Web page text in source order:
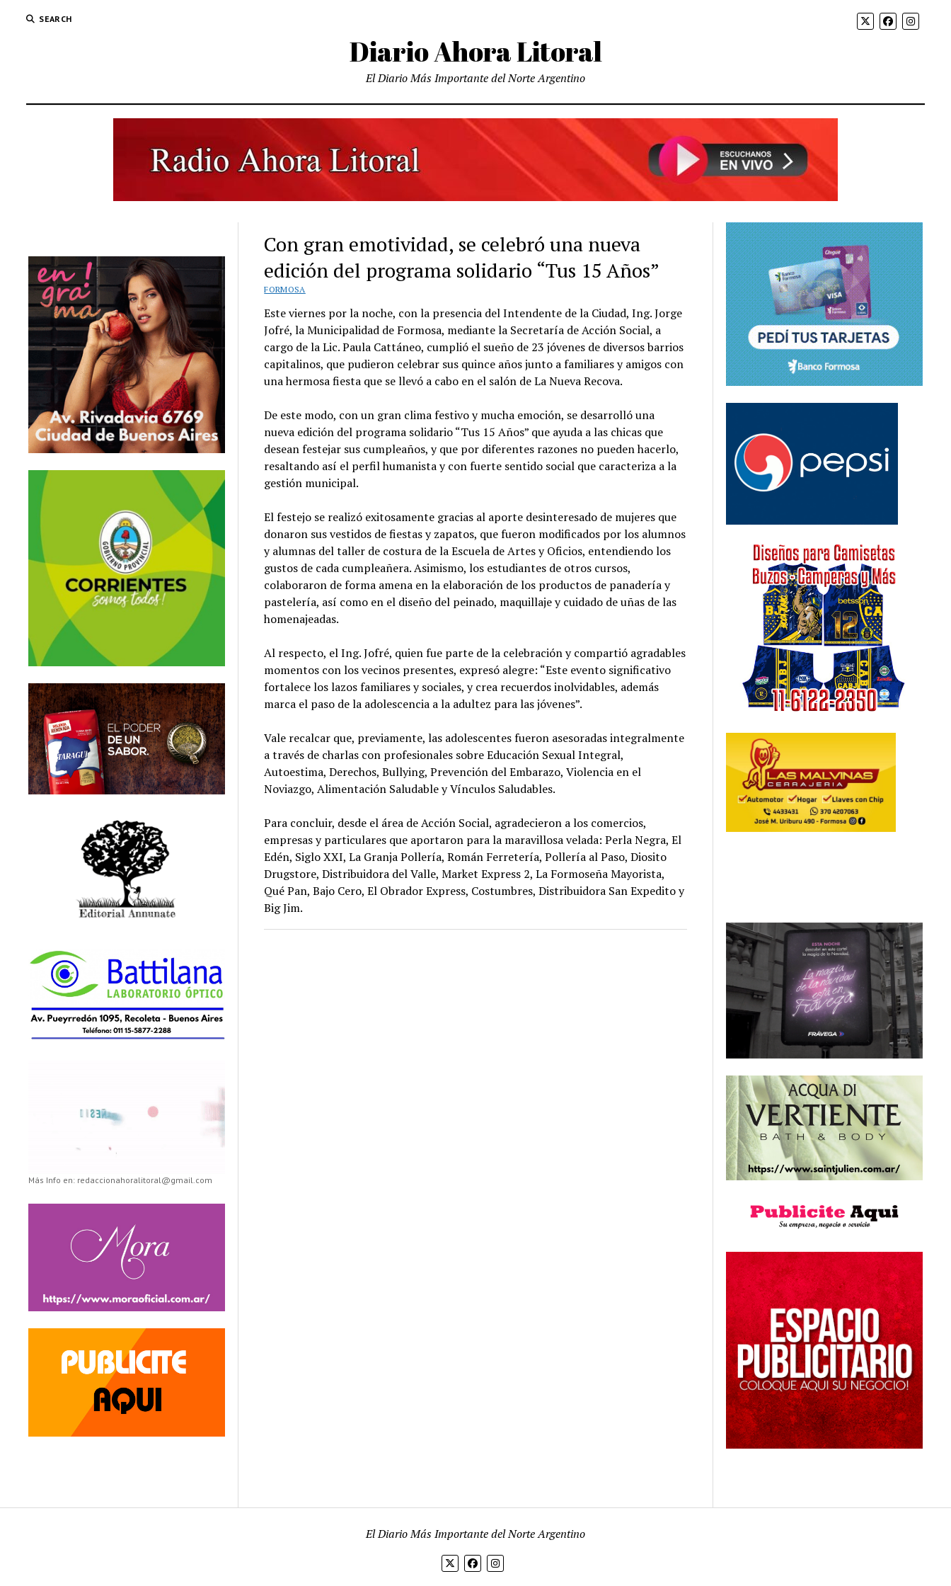
SEARCH
Diario Ahora Litoral
El Diario Más Importante del Norte Argentino
Más Info en: redaccionahoralitoral@gmail.com
Con gran emotividad, se celebró una nueva
edición del programa solidario “Tus 15 Años”
FORMOSA
Este viernes por la noche, con la presencia del Intendente de la Ciudad, Ing. Jorge
Jofré, la Municipalidad de Formosa, mediante la Secretaría de Acción Social, a
cargo de la Lic. Paula Cattáneo, cumplió el sueño de 23 jóvenes de diversos barrios
capitalinos, que pudieron celebrar sus quince años junto a familiares y amigos con
una hermosa fiesta que se llevó a cabo en el salón de La Nueva Recova.
De este modo, con un gran clima festivo y mucha emoción, se desarrolló una
nueva edición del programa solidario “Tus 15 Años” que ayuda a las chicas que
desean festejar sus cumpleaños, y que por diferentes razones no pueden hacerlo,
resaltando así el perfil humanista y con fuerte sentido social que caracteriza a la
gestión municipal.
El festejo se realizó exitosamente gracias al aporte desinteresado de mujeres que
donaron sus vestidos de fiestas y zapatos, que fueron modificados por los alumnos
y alumnas del taller de costura de la Escuela de Artes y Oficios, entendiendo los
gustos de cada cumpleañera. Asimismo, los estudiantes de otros cursos,
colaboraron de forma amena en la elaboración de los productos de panadería y
pastelería, así como en el diseño del peinado, maquillaje y cuidado de uñas de las
homenajeadas.
Al respecto, el Ing. Jofré, quien fue parte de la celebración y compartió agradables
momentos con los vecinos presentes, expresó alegre: “Este evento significativo
fortalece los lazos familiares y sociales, y crea recuerdos inolvidables, además
marca el paso de la adolescencia a la adultez para las jóvenes”.
Vale recalcar que, previamente, las adolescentes fueron asesoradas integralmente
a través de charlas con profesionales sobre Educación Sexual Integral,
Autoestima, Derechos, Bullying, Prevención del Embarazo, Violencia en el
Noviazgo, Alimentación Saludable y Vínculos Saludables.
Para concluir, desde el área de Acción Social, agradecieron a los comercios,
empresas y particulares que aportaron para la maravillosa velada: Perla Negra, El
Edén, Siglo XXI, La Granja Pollería, Román Ferretería, Pollería al Paso, Diosito
Drugstore, Distribuidora del Valle, Market Express 2, La Formoseña Mayorista,
Qué Pan, Bajo Cero, El Obrador Express, Costumbres, Distribuidora San Expedito y
Big Jim.
El Diario Más Importante del Norte Argentino